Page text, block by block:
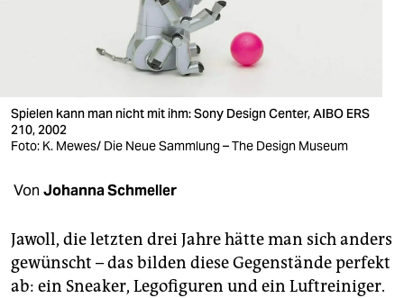
verlag
verlag
shop
fragen & hilfe
unterstützen
Spielen kann man nicht mit ihm: Sony Design Center, AIBO ERS
210, 2002
Foto: K. Mewes/ Die Neue Sammlung – The Design Museum
Von Johanna Schmeller
Jawoll, die letzten drei Jahre hätte man sich anders
gewünscht – das bilden diese Gegenstände perfekt
ab: ein Sneaker, Legofiguren und ein Luftreiniger.